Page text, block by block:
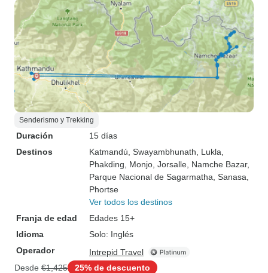
Senderismo y Trekking
Duración
15 días
Destinos
Katmandú , Swayambhunath , Lukla
Phakding , Monjo , Jorsalle , Namche Bazar,
Parque Nacional de Sagarmatha , Sanasa
Phortse
Ver todos los destinos
Franja de edad
Edades 15+
Idioma
Solo: Inglés
Operador
Intrepid Travel
Desde €1,425 25% de descuento